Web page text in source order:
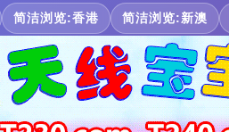
简洁浏览:香港 简洁浏览:新澳